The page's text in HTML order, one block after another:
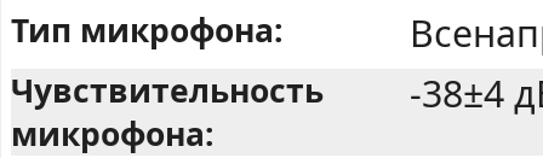
Тип микрофона:
Чувствительность
микрофона:
-38±4